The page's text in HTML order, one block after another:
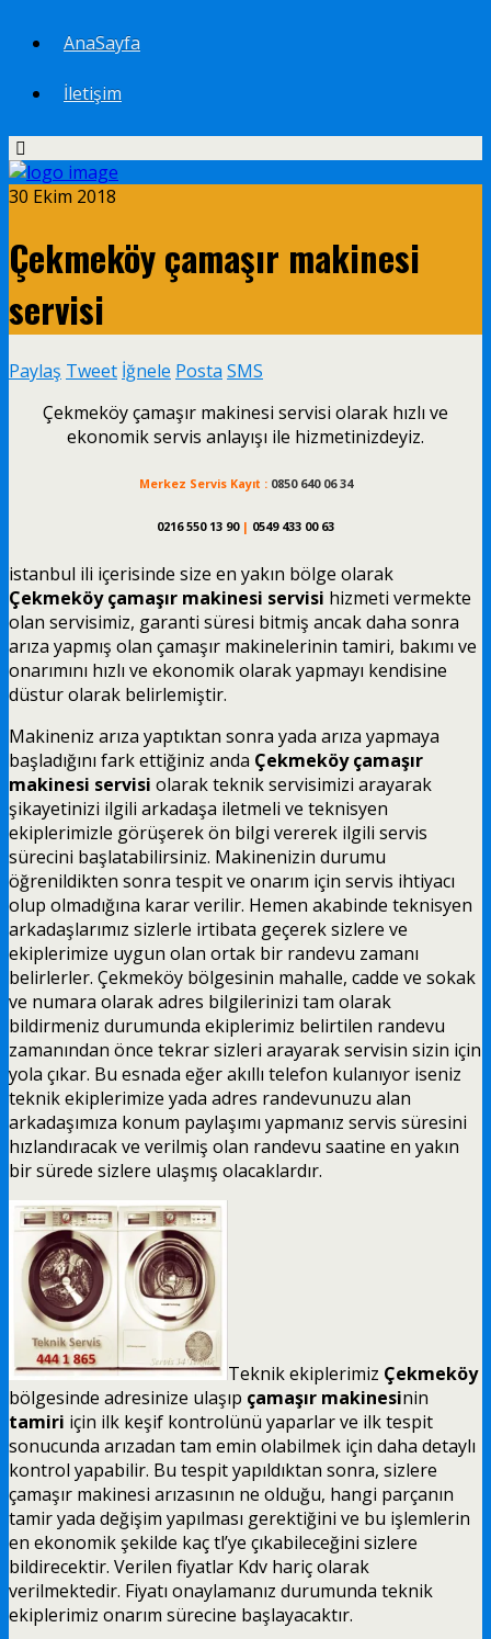
AnaSayfa
İletişim
30 Ekim 2018
Çekmeköy çamaşır makinesi
servisi
Paylaş Tweet İğnele Posta SMS
Çekmeköy çamaşır makinesi servisi olarak hızlı ve
ekonomik servis anlayışı ile hizmetinizdeyiz.
Merkez Servis Kayıt : 0850 640 06 34
0216 550 13 90 | 0549 433 00 63
istanbul ili içerisinde size en yakın bölge olarak
Çekmeköy çamaşır makinesi servisi hizmeti vermekte
olan servisimiz, garanti süresi bitmiş ancak daha sonra
arıza yapmış olan çamaşır makinelerinin tamiri, bakımı ve
onarımını hızlı ve ekonomik olarak yapmayı kendisine
düstur olarak belirlemiştir.
Makineniz arıza yaptıktan sonra yada arıza yapmaya
başladığını fark ettiğiniz anda Çekmeköy çamaşır
makinesi servisi olarak teknik servisimizi arayarak
şikayetinizi ilgili arkadaşa iletmeli ve teknisyen
ekiplerimizle görüşerek ön bilgi vererek ilgili servis
sürecini başlatabilirsiniz. Makinenizin durumu
öğrenildikten sonra tespit ve onarım için servis ihtiyacı
olup olmadığına karar verilir. Hemen akabinde teknisyen
arkadaşlarımız sizlerle irtibata geçerek sizlere ve
ekiplerimize uygun olan ortak bir randevu zamanı
belirlerler. Çekmeköy bölgesinin mahalle, cadde ve sokak
ve numara olarak adres bilgilerinizi tam olarak
bildirmeniz durumunda ekiplerimiz belirtilen randevu
zamanından önce tekrar sizleri arayarak servisin sizin için
yola çıkar. Bu esnada eğer akıllı telefon kulanıyor iseniz
teknik ekiplerimize yada adres randevunuzu alan
arkadaşımıza konum paylaşımı yapmanız servis süresini
hızlandıracak ve verilmiş olan randevu saatine en yakın
bir sürede sizlere ulaşmış olacaklardır.
Teknik ekiplerimiz Çekmeköy
bölgesinde adresinize ulaşıp çamaşır makinesinin
tamiri için ilk keşif kontrolünü yaparlar ve ilk tespit
sonucunda arızadan tam emin olabilmek için daha detaylı
kontrol yapabilir. Bu tespit yapıldıktan sonra, sizlere
çamaşır makinesi arızasının ne olduğu, hangi parçanın
tamir yada değişim yapılması gerektiğini ve bu işlemlerin
en ekonomik şekilde kaç tl’ye çıkabileceğini sizlere
bildirecektir. Verilen fiyatlar Kdv hariç olarak
verilmektedir. Fiyatı onaylamanız durumunda teknik
ekiplerimiz onarım sürecine başlayacaktır.